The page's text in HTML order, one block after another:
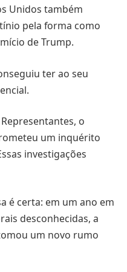
Unidos também
pela forma como
de Trump.
ter ao seu
o
um inquérito
investigações
é certa: em um ano em
desconhecidas, a
um novo rumo